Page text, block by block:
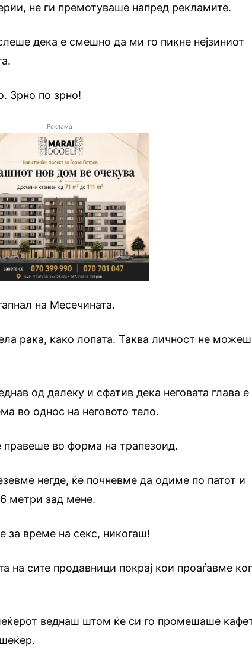
не ги премотуваше напред рекламите.
дека е смешно да ми го пикне нејзиниот
Зрно по зрно!
Реклама
на Месечината.
рака, како лопата. Таква личност не можеш
од далеку и сфатив дека неговата глава е
во однос на неговото тело.
правеше во форма на трапезоид.
негде, ќе почневме да одиме по патот и
метри зад мене.
за време на секс, никогаш!
на сите продавници покрај кои проаѓавме
веднаш штом ќе си го промешаше